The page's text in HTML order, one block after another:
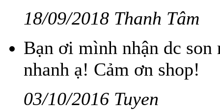
18/09/2018 Thanh Tâm
Bạn ơi mình nhận dc son
nhanh ạ! Cảm ơn shop!
03/10/2016 Tuyen